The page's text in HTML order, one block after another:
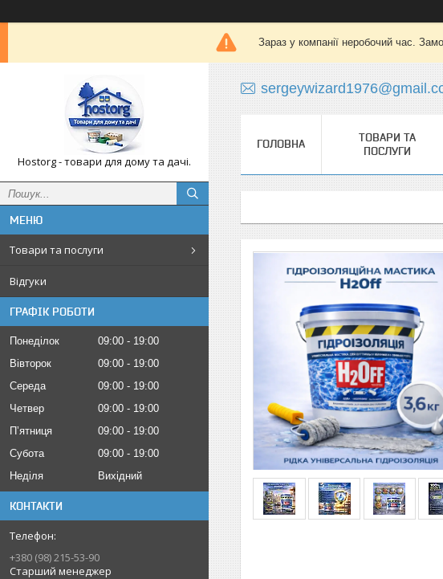
Зараз у компанії неробочий час.
Hostorg - товари для дому та дачі.
Товари та послуги
Відгуки
ГРАФІК РОБОТИ
Понеділок 09:00
19:00
Вівторок
09:00
19:00
Середа
09:00
19:00
Четвер
09:00
19:00
Пʼятниця
09:00
19:00
Субота
09:00
19:00
Неділя
Вихідний
КОНТАКТИ
+380 (98) 215-53-90
Старший менеджер
ГОЛОВНА
ТОВАРИ ТА
ПОСЛУГИ